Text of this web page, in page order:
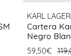
KARL
Cartera
Negro
59,50€